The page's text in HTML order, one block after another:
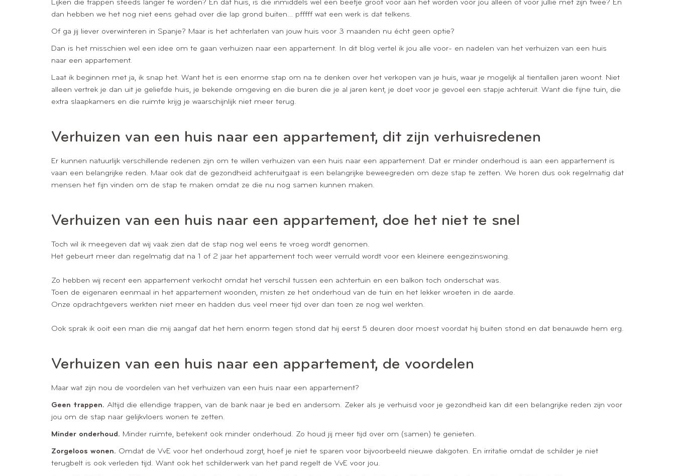
Lijken die trappen steeds langer te worden? En dat huis, is die inmiddels wel een beetje groot voor aan het worden voor jou alleen of voor jullie met zijn twee? En
dan hebben we het nog niet eens gehad over die lap grond buiten… pfffff wat een werk is dat telkens.
Of ga jij liever overwinteren in Spanje? Maar is het achterlaten van jouw huis voor 3 maanden nu écht geen optie?
Dan is het misschien wel een idee om te gaan verhuizen naar een appartement. In dit blog vertel ik jou alle voor- en nadelen van het verhuizen van een huis
naar een appartement.
Laat ik beginnen met ja, ik snap het. Want het is een enorme stap om na te denken over het verkopen van je huis, waar je mogelijk al tientallen jaren woont. Niet
alleen vertrek je dan uit je geliefde huis, je bekende omgeving en die buren die je al jaren kent, je doet voor je gevoel een stapje achteruit. Want die fijne tuin, die
extra slaapkamers en die ruimte krijg je waarschijnlijk niet meer terug.
Verhuizen van een huis naar een appartement, dit zijn verhuisredenen
Er kunnen natuurlijk verschillende redenen zijn om te willen verhuizen van een huis naar een appartement. Dat er minder onderhoud is aan een appartement is
vaan een belangrijke reden. Maar ook dat de gezondheid achteruitgaat is een belangrijke beweegreden om deze stap te zetten. We horen dus ook regelmatig dat
mensen het fijn vinden om de stap te maken omdat ze die nu nog samen kunnen maken.
Verhuizen van een huis naar een appartement, doe het niet te snel
Toch wil ik meegeven dat wij vaak zien dat de stap nog wel eens te vroeg wordt genomen.
Het gebeurt meer dan regelmatig dat na 1 of 2 jaar het appartement toch weer verruild wordt voor een kleinere eengezinswoning.
Zo hebben wij recent een appartement verkocht omdat het verschil tussen een achtertuin en een balkon toch onderschat was.
Toen de eigenaren eenmaal in het appartement woonden, misten ze het onderhoud van de tuin en het lekker wroeten in de aarde.
Onze opdrachtgevers werkten niet meer en hadden dus veel meer tijd over dan toen ze nog wel werkten.
Ook sprak ik ooit een man die mij aangaf dat het hem enorm tegen stond dat hij eerst 5 deuren door moest voordat hij buiten stond en dat benauwde hem erg.
Verhuizen van een huis naar een appartement, de voordelen
Maar wat zijn nou de voordelen van het verhuizen van een huis naar een appartement?
Geen trappen. Altijd die ellendige trappen, van de bank naar je bed en andersom. Zeker als je verhuisd voor je gezondheid kan dit een belangrijke reden zijn voor
jou om de stap naar gelijkvloers wonen te zetten.
Minder onderhoud. Minder ruimte, betekent ook minder onderhoud. Zo houd jij meer tijd over om (samen) te genieten.
Zorgeloos wonen. Omdat de VvE voor het onderhoud zorgt, hoef je niet te sparen voor bijvoorbeeld nieuwe dakgoten. En irritatie omdat de schilder je niet
terugbelt is ook verleden tijd. Want ook het schilderwerk van het pand regelt de VvE voor jou.